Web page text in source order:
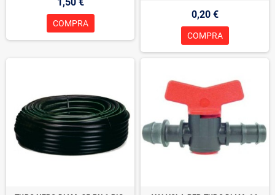
COMPRA
0,20 €
COMPRA